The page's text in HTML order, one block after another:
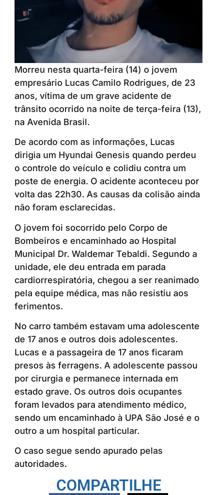
Morreu nesta quarta-feira (14) o jovem
empresário Lucas Camilo Rodrigues, de 23
anos, vítima de um grave acidente de
trânsito ocorrido na noite de terça-feira (13),
na Avenida Brasil.
De acordo com as informações, Lucas
dirigia um Hyundai Genesis quando perdeu
o controle do veículo e colidiu contra um
poste de energia. O acidente aconteceu por
volta das 22h30. As causas da colisão ainda
não foram esclarecidas.
O jovem foi socorrido pelo Corpo de
Bombeiros e encaminhado ao Hospital
Municipal Dr. Waldemar Tebaldi. Segundo a
unidade, ele deu entrada em parada
cardiorrespiratória, chegou a ser reanimado
pela equipe médica, mas não resistiu aos
ferimentos.
No carro também estavam uma adolescente
de 17 anos e outros dois adolescentes.
Lucas e a passageira de 17 anos ficaram
presos às ferragens. A adolescente passou
por cirurgia e permanece internada em
estado grave. Os outros dois ocupantes
foram levados para atendimento médico,
sendo um encaminhado à UPA São José e o
outro a um hospital particular.
O caso segue sendo apurado pelas
autoridades.
COMPARTILHE